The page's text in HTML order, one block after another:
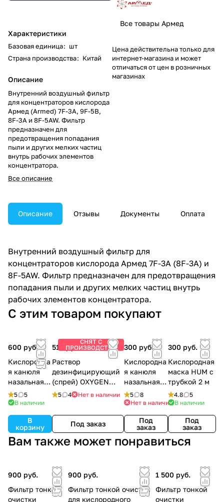
Характеристики
Базовая единица: шт
Страна производства: Китай
Описание
Внутренний воздушный фильтр
для концентраторов кислорода
Армед (Armed) 7F-3A, 9F-5B,
8F-3A и 8F-5AW. Фильтр
предназначен для
предотвращения попадания
пыли и других мелких частиц
внутрь рабочих элементов
концентратора.
Все описание
Все товары Армед
Цена действительна только для
интернет-магазина и может
отличаться от цен в розничных
магазинах
Описание Отзывы Документы Оплата
Внутренний воздушный фильтр для
концентраторов кислорода Армед 7F-3A (8F-3A) и
8F-5AW. Фильтр предназначен для предотвращения
попадания пыли и других мелких частиц внутрь
рабочих элементов концентратора.
С этим товаром покупают
600 руб.
Кислородна
я канюля
назальная 5
м5
5
В наличии
В
корзину
СНЯТ С
ПРОИЗВОДСТВА
510 руб.
Раствор
дезинфицирующий
(спрей) OXYGEN
PLUS, 150 мл.
5 4 Нет в наличии
Под заказ
300 руб.
Кислородна
я канюля
назальная 2
м5
8
Нет в наличии
Под
заказ
300 руб.
Кислородная
маска HUM с
трубкой 2 м
4.8
5
В наличии
Под
заказ
Вам также может понравиться
900 руб.
Фильтр тонкой
очистки
900 руб.
Фильтр тонкой очистки
для кислородного
1 500 руб.
Фильтр тонкой
очистки